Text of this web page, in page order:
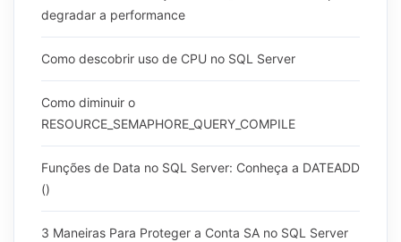
degradar a performance
Como descobrir uso de CPU no SQL Server
Como diminuir o
RESOURCE_SEMAPHORE_QUERY_COMPILE
Funções de Data no SQL Server: Conheça a DATEADD
()
3 Maneiras Para Proteger a Conta SA no SQL Server